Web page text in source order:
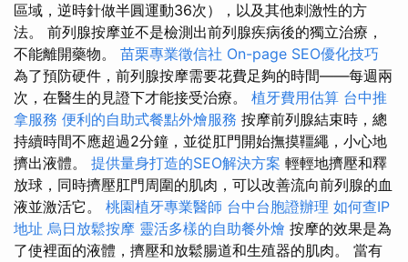
區域，逆時針做半圓運動36次），以及其他刺激性的方
法。 前列腺按摩並不是檢測出前列腺疾病後的獨立治療，
不能離開藥物。 苗栗專業徵信社 On-page SEO優化技巧
為了預防硬件，前列腺按摩需要花費足夠的時間——每週兩
次，在醫生的見證下才能接受治療。 植牙費用估算 台中推
拿服務 便利的自助式餐點外燴服務 按摩前列腺結束時，總
持續時間不應超過2分鐘，並從肛門開始撫摸韁繩，小心地
擠出液體。 提供量身打造的SEO解決方案 輕輕地擠壓和釋
放球，同時擠壓肛門周圍的肌肉，可以改善流向前列腺的血
液並激活它。 桃園植牙專業醫師 台中台胞證辦理 如何查IP
地址 烏日放鬆按摩 靈活多樣的自助餐外燴 按摩的效果是為
了使裡面的液體，擠壓和放鬆腸道和生殖器的肌肉。 當有